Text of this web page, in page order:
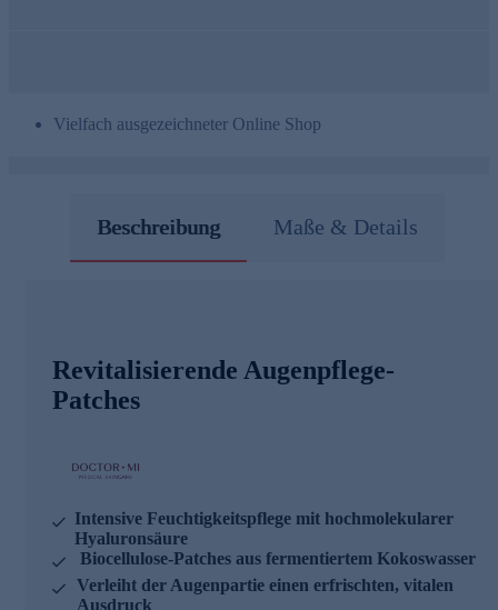
Vielfach ausgezeichneter Online Shop
Beschreibung Maße & Details
Revitalisierende Augenpflege-
Patches
Intensive Feuchtigkeitspflege mit hochmolekularer
Hyaluronsäure
Biocellulose-Patches aus fermentiertem Kokoswasser
Verleiht der Augenpartie einen erfrischten, vitalen
Ausdruck